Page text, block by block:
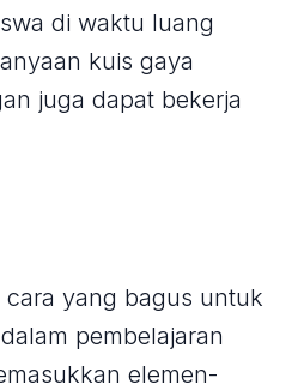
di waktu luang
kuis gaya
juga dapat bekerja
cara yang bagus untuk
pembelajaran
elemen-